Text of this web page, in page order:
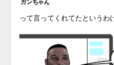
って言ってくれてたというわ